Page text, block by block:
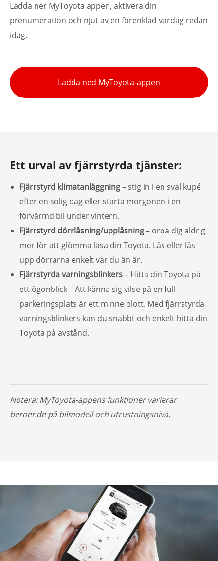
Ladda ner MyToyota appen, aktivera din
prenumeration och njut av en förenklad vardag redan
idag.
Ladda ned MyToyota-appen
Ett urval av fjärrstyrda tjänster:
Fjärrstyrd klimatanläggning– stig in i en sval kupé
efter en solig dag eller starta morgonen i en
förvärmd bil under vintern.
Fjärrstyrd dörrlåsning/upplåsning– oroa dig aldrig
mer för att glömma låsa din Toyota. Lås eller lås
upp dörrarna enkelt var du än är.
Fjärrstyrda varningsblinkers– Hitta din Toyota på
ett ögonblick – Att känna sig vilse på en full
parkeringsplats är ett minne blott. Med fjärrstyrda
varningsblinkers kan du snabbt och enkelt hitta din
Toyota på avstånd.
Notera: MyToyota-appens funktioner varierar
beroende på bilmodell och utrustningsnivå.